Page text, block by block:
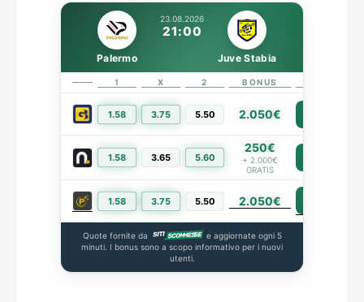
23.08.2026
21:00
Palermo Juve Stabia
1 X 2 BONUS
1.58 3.75 5.50 2.050€
1.58 3.65 5.60
250€
+ 2.000€
GRATIS
1.58 3.75 5.50 2.050€
Quote fornite da
e aggiornate ogni 5
minuti. I bonus sono a scopo informativo per i nuovi
utenti.